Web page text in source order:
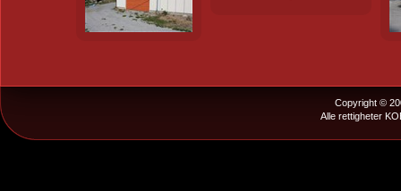
Copyright ©
Alle rettigheter